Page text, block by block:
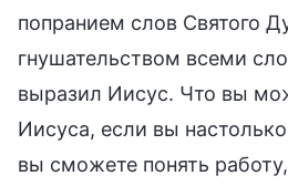
попранием слов Святого
гнушательством всеми
выразил Иисус. Что вы
Иисуса, если вы
вы сможете понять